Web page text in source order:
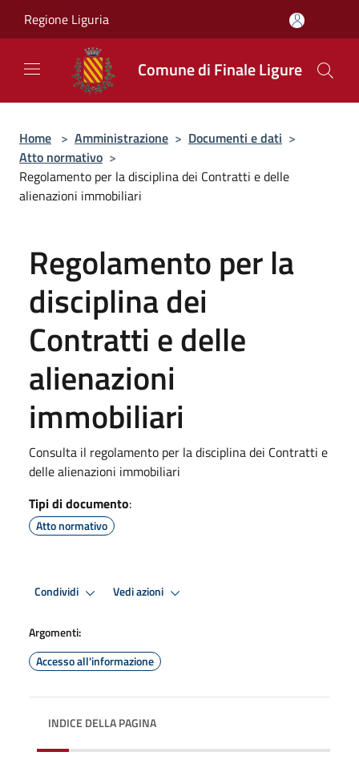
Regione Liguria
Comune di Finale Ligure
Home > Amministrazione > Documenti e dati >
Atto normativo >
Regolamento per la disciplina dei Contratti e delle
alienazioni immobiliari
Regolamento per la
disciplina dei
Contratti e delle
alienazioni
immobiliari
Consulta il regolamento per la disciplina dei Contratti e
delle alienazioni immobiliari
Tipi di documento:
Atto normativo
Condividi Vedi azioni
Argomenti:
Accesso all'informazione
INDICE DELLA PAGINA